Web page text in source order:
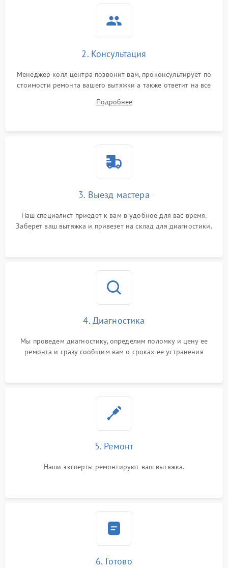
2. Консультация
Менеджер колл центра позвонит вам, проконсультирует по
стоимости ремонта вашего вытяжки а также ответит на все
Подробнее
3. Выезд мастера
Наш специалист приедет к вам в удобное для вас время.
Заберет ваш вытяжка и привезет на склад для диагностики.
4. Диагностика
Мы проведем диагностику, определим поломку и цену ее
ремонта и сразу сообщим вам о сроках ее устранения
5. Ремонт
Наши эксперты ремонтируют ваш вытяжка.
6. Готово